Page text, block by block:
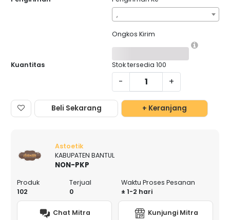
,
Ongkos Kirim
Kuantitas Stok tersedia 100
- +
Beli Sekarang + Keranjang
Astoetik
KABUPATEN BANTUL
NON-PKP
Produk
102
Terjual
0
Waktu Proses Pesanan
± 1-2 hari
Chat Mitra Kunjungi Mitra